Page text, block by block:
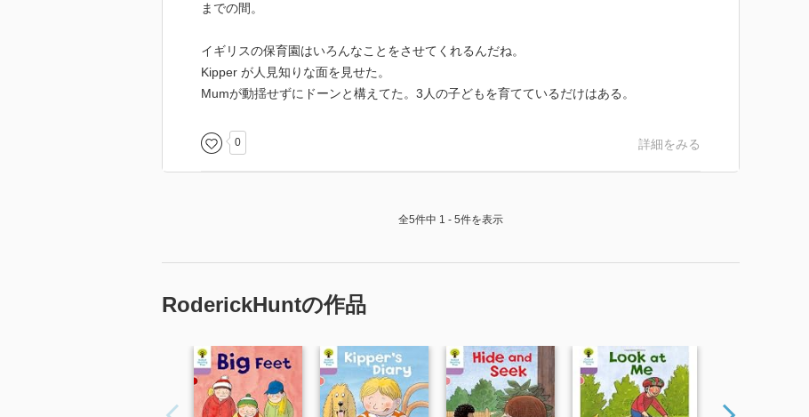
までの間。
イギリスの保育園はいろんなことをさせてくれるんだね。
Kipper が人見知りな面を見せた。
Mumが動揺せずにドーンと構えてた。3人の子どもを育てているだけはある。
0 詳細をみる
全5件中 1 - 5件を表示
RoderickHuntの作品